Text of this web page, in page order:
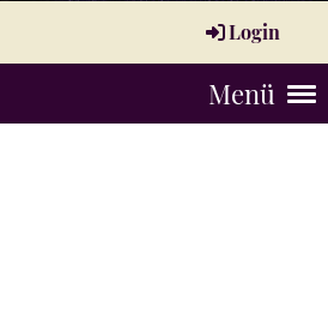
Login
Menü